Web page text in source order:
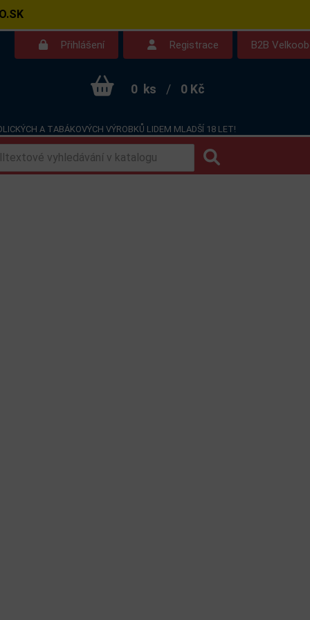
Přihlášení Registrace B2B
0 ks / 0 Kč
A TABÁKOVÝCH VÝROBKŮ LIDEM MLADŠÍ 18 LET!
Dotazy